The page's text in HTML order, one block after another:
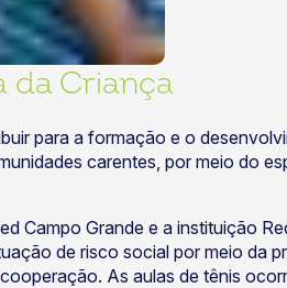
da Criança
para a formação e o
carentes, por meio do
Campo Grande e a instituição
de risco social por meio da
As aulas de tênis